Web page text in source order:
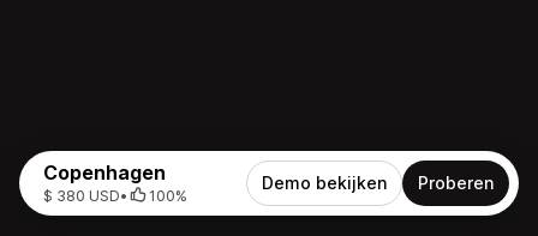
Copenhagen
$ 380 USD• 100%
Demo bekijken Proberen